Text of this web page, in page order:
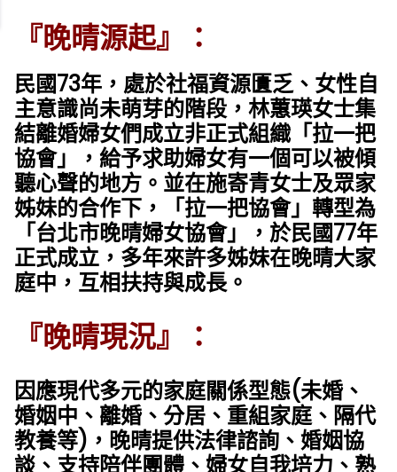
『晚晴源起』：
民國73年，處於社福資源匱乏、女性自
主意識尚未萌芽的階段，林蕙瑛女士集
結離婚婦女們成立非正式組織「拉一把
協會」，給予求助婦女有一個可以被傾
聽心聲的地方。並在施寄青女士及眾家
姊妹的合作下，「拉一把協會」轉型為
「台北市晚晴婦女協會」，於民國77年
正式成立，多年來許多姊妹在晚晴大家
庭中，互相扶持與成長。
『晚晴現況』：
因應現代多元的家庭關係型態(未婚、
婚姻中、離婚、分居、重組家庭、隔代
教養等)，晚晴提供法律諮詢、婚姻協
談、支持陪伴團體、婦女自我培力、熟